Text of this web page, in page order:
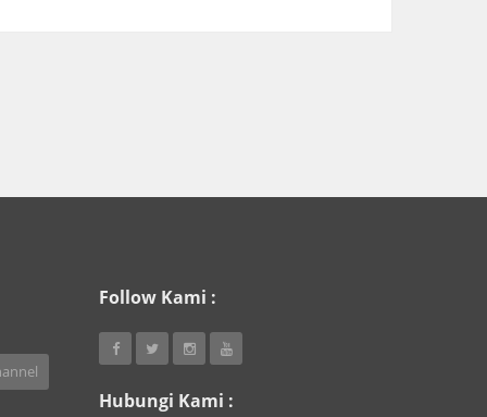
Follow Kami :
Hubungi Kami :